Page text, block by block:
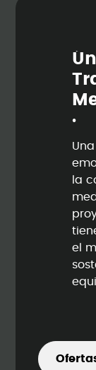
Ú
Tr
M
.
la
el